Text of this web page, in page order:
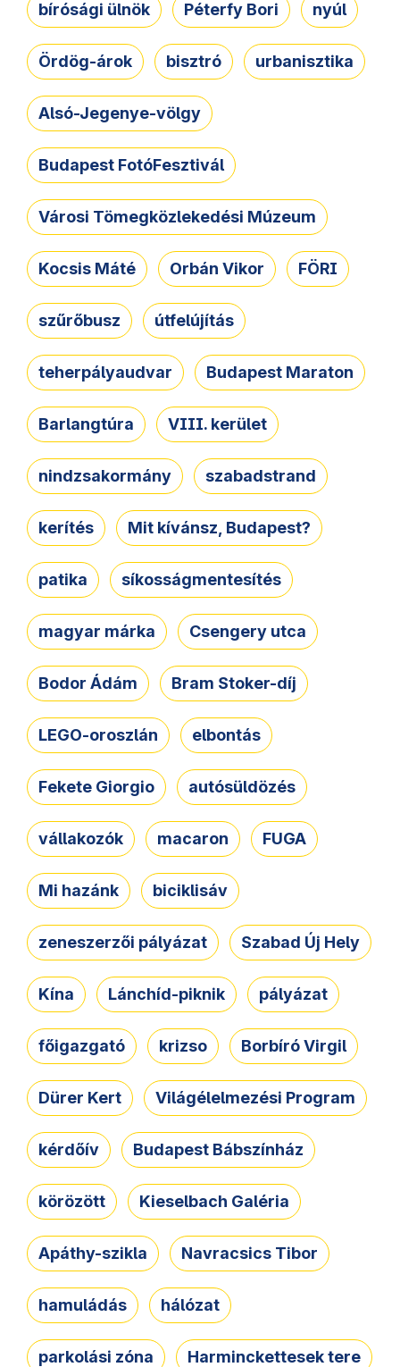
bírósági ülnök Péterfy Bori nyúl
Ördög-árok bisztró urbanisztika
Alsó-Jegenye-völgy
Budapest FotóFesztivál
Városi Tömegközlekedési Múzeum
Kocsis Máté Orbán Vikor FÖRI
szűrőbusz útfelújítás
teherpályaudvar Budapest Maraton
Barlangtúra VIII. kerület
nindzsakormány szabadstrand
kerítés Mit kívánsz, Budapest?
patika síkosságmentesítés
magyar márka Csengery utca
Bodor Ádám Bram Stoker-díj
LEGO-oroszlán elbontás
Fekete Giorgio autósüldözés
vállakozók macaron FUGA
Mi hazánk biciklisáv
zeneszerzői pályázat Szabad Új Hely
Kína Lánchíd-piknik pályázat
főigazgató krizso Borbíró Virgil
Dürer Kert Világélelmezési Program
kérdőív Budapest Bábszínház
körözött Kieselbach Galéria
Apáthy-szikla Navracsics Tibor
hamuládás hálózat
parkolási zóna Harminckettesek tere